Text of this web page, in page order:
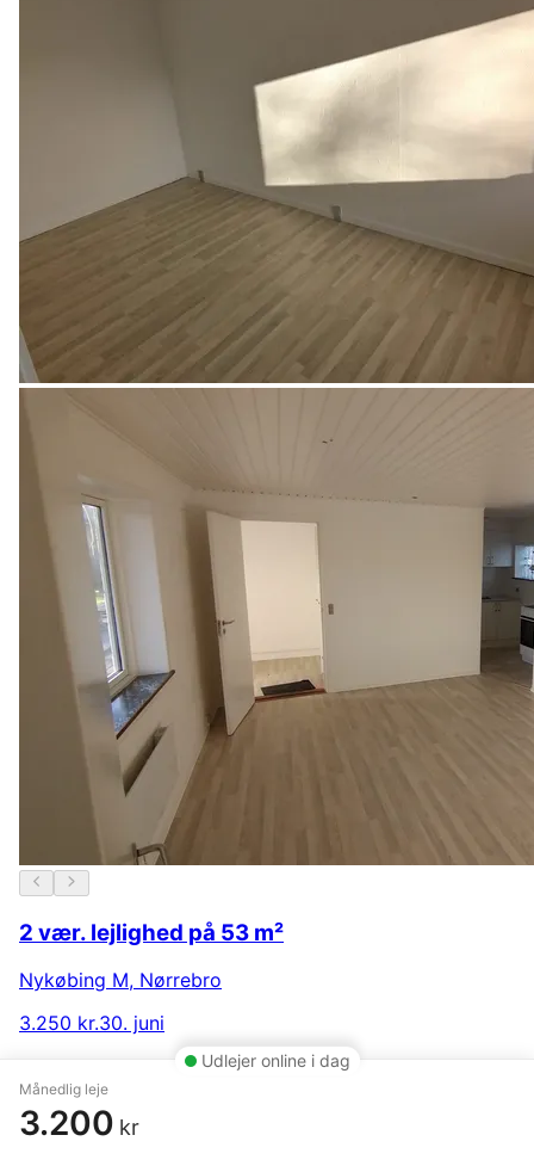
Udlejer online i dag
Månedlig leje
3.200 kr
2 vær. lejlighed på 53 m²
Nykøbing M, Nørrebro
3.250 kr.30. juni
Populære søgninger